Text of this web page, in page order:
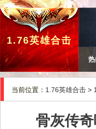
1.76英雄合击
热
当前位置： 1.76英雄合击 >
骨灰传